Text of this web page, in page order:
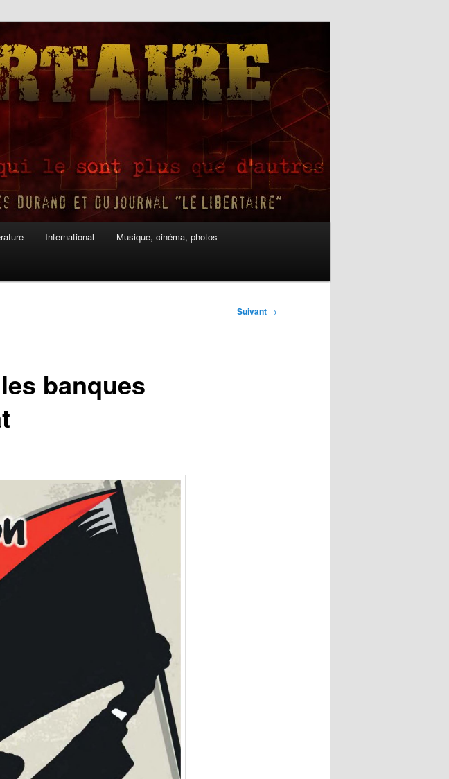
International Musique, cinéma, photos
Suivant →
banques